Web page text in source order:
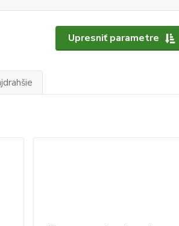
Upresniť parametre